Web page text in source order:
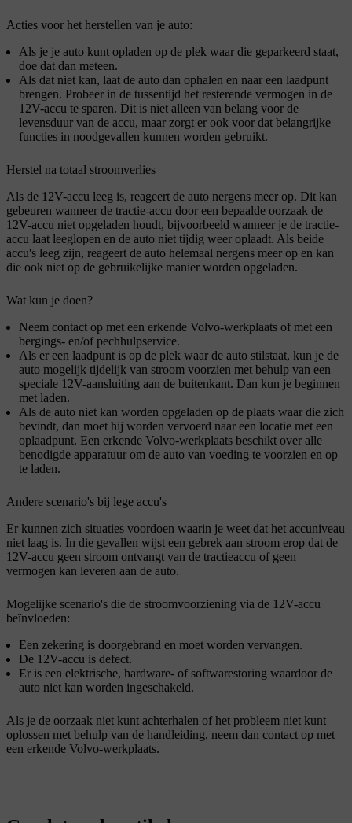
Acties voor het herstellen van je auto:
Als je je auto kunt opladen op de plek waar die geparkeerd staat,
doe dat dan meteen.
Als dat niet kan, laat de auto dan ophalen en naar een laadpunt
brengen. Probeer in de tussentijd het resterende vermogen in de
12V-accu te sparen. Dit is niet alleen van belang voor de
levensduur van de accu, maar zorgt er ook voor dat belangrijke
functies in noodgevallen kunnen worden gebruikt.
Herstel na totaal stroomverlies
Als de 12V-accu leeg is, reageert de auto nergens meer op. Dit kan
gebeuren wanneer de tractie-accu door een bepaalde oorzaak de
12V-accu niet opgeladen houdt, bijvoorbeeld wanneer je de tractie-
accu laat leeglopen en de auto niet tijdig weer oplaadt. Als beide
accu's leeg zijn, reageert de auto helemaal nergens meer op en kan
die ook niet op de gebruikelijke manier worden opgeladen.
Wat kun je doen?
Neem contact op met een erkende Volvo-werkplaats of met een
bergings- en/of pechhulpservice.
Als er een laadpunt is op de plek waar de auto stilstaat, kun je de
auto mogelijk tijdelijk van stroom voorzien met behulp van een
speciale 12V-aansluiting aan de buitenkant. Dan kun je beginnen
met laden.
Als de auto niet kan worden opgeladen op de plaats waar die zich
bevindt, dan moet hij worden vervoerd naar een locatie met een
oplaadpunt. Een erkende Volvo-werkplaats beschikt over alle
benodigde apparatuur om de auto van voeding te voorzien en op
te laden.
Andere scenario's bij lege accu's
Er kunnen zich situaties voordoen waarin je weet dat het accuniveau
niet laag is. In die gevallen wijst een gebrek aan stroom erop dat de
12V-accu geen stroom ontvangt van de tractieaccu of geen
vermogen kan leveren aan de auto.
Mogelijke scenario's die de stroomvoorziening via de 12V-accu
beïnvloeden:
Een zekering is doorgebrand en moet worden vervangen.
De 12V-accu is defect.
Er is een elektrische, hardware- of softwarestoring waardoor de
auto niet kan worden ingeschakeld.
Als je de oorzaak niet kunt achterhalen of het probleem niet kunt
oplossen met behulp van de handleiding, neem dan contact op met
een erkende Volvo-werkplaats.